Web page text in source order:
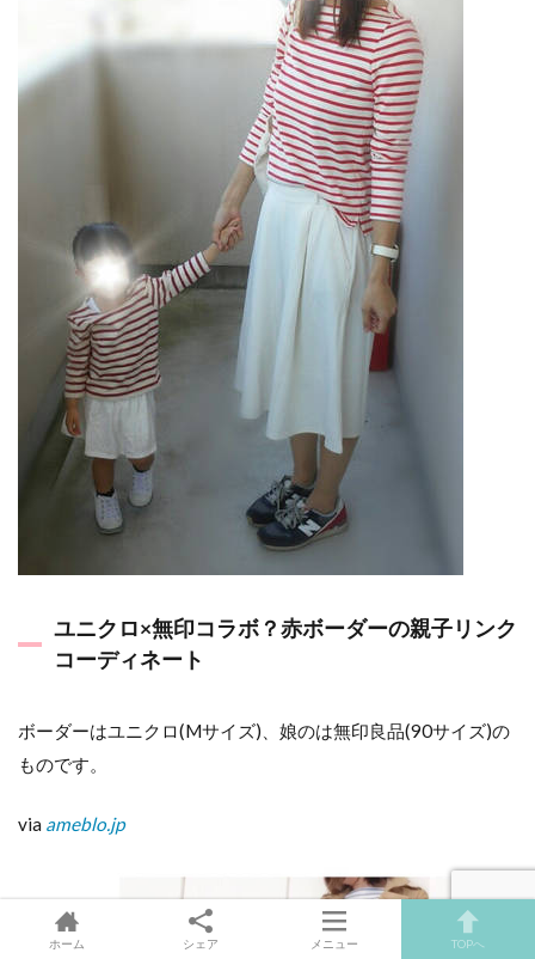
ユニクロ×無印コラボ？赤ボーダーの親子リンク
コーディネート
ボーダーはユニクロ(Mサイズ)、娘のは無印良品(90サイズ)の
ものです。
via ameblo.jp
ホーム シェア メニュー TOPへ